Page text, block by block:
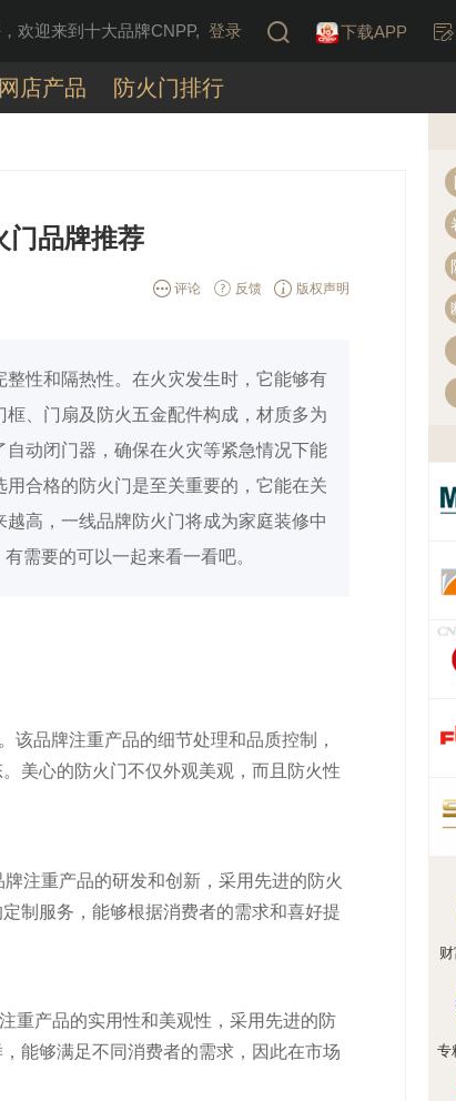
欢迎来到十大品牌CNPP, 登录 下载APP
网店产品 防火门排行
门品牌推荐
评论 反馈 版权声明
性和隔热性。在火灾发生时，它能够有
、门扇及防火五金配件构成，材质多为
动闭门器，确保在火灾等紧急情况下能
合格的防火门是至关重要的，它能在关
高，一线品牌防火门将成为家庭装修中
需要的可以一起来看一看吧。
该品牌注重产品的细节处理和品质控制，
美心的防火门不仅外观美观，而且防火性
注重产品的研发和创新，采用先进的防火
制服务，能够根据消费者的需求和喜好提
重产品的实用性和美观性，采用先进的防
能够满足不同消费者的需求，因此在市场
专